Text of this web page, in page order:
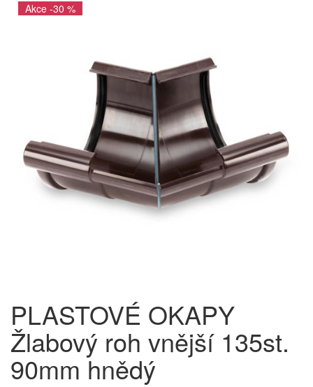
Akce -30 %
PLASTOVÉ OKAPY
Žlabový roh vnější 135st.
90mm hnědý